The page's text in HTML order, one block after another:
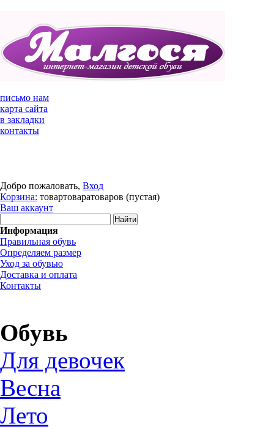
письмо нам
карта сайта
в закладки
контакты
Добро пожаловать, Вход
Корзина: товартоваратоваров (пустая)
Ваш аккаунт
Информация
Правильная обувь
Определяем размер
Уход за обувью
Доставка и оплата
Контакты
Обувь
Для девочек
Весна
Лето